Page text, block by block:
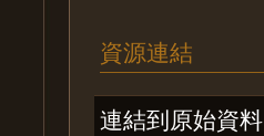
資源連結
連結到原始資料